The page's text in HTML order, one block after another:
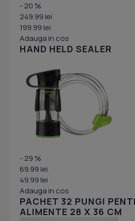
- 20 %
249.99 lei
199.99 lei
Adauga in cos
HAND HELD SEALER
- 29 %
69.99 lei
49.99 lei
Adauga in cos
PACHET 32 PUNGI
ALIMENTE 28 X 36 CM